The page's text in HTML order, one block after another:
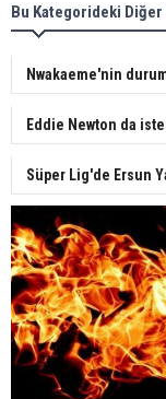
Bu Kategorideki
Nwakaeme'nin
Eddie Newton da
Süper Lig'de Ersun